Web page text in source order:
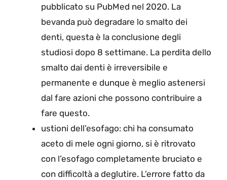
pubblicato su PubMed nel 2020. La
bevanda può degradare lo smalto dei
denti, questa è la conclusione degli
studiosi dopo 8 settimane. La perdita dello
smalto dai denti è irreversibile e
permanente e dunque è meglio astenersi
dal fare azioni che possono contribuire a
fare questo.
ustioni dell’esofago: chi ha consumato
aceto di mele ogni giorno, si è ritrovato
con l’esofago completamente bruciato e
con difficoltà a deglutire. L’errore fatto da